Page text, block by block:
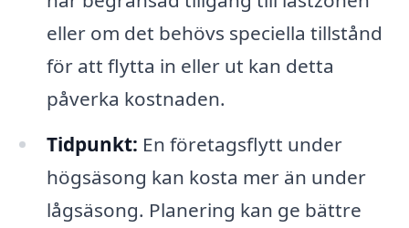
eller om det behövs speciella tillstånd
för att flytta in eller ut kan detta
påverka kostnaden.
Tidpunkt: En företagsflytt under
högsäsong kan kosta mer än under
lågsäsong. Planering kan ge bättre